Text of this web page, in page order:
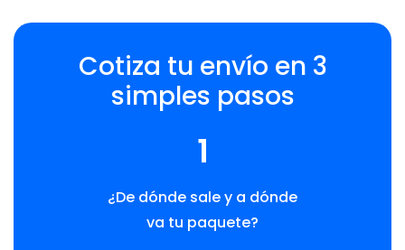
Cotiza tu envío en 3
simples pasos
1
¿De dónde sale y a dónde
va tu paquete?